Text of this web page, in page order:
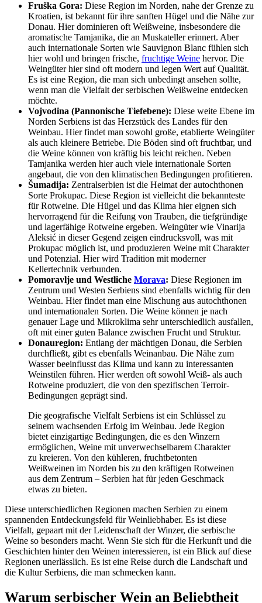
Fruška Gora: Diese Region im Norden, nahe der Grenze zu
Kroatien, ist bekannt für ihre sanften Hügel und die Nähe zur
Donau. Hier dominieren oft Weißweine, insbesondere die
aromatische Tamjanika, die an Muskateller erinnert. Aber
auch internationale Sorten wie Sauvignon Blanc fühlen sich
hier wohl und bringen frische, fruchtige Weine hervor. Die
Weingüter hier sind oft modern und legen Wert auf Qualität.
Es ist eine Region, die man sich unbedingt ansehen sollte,
wenn man die Vielfalt der serbischen Weißweine entdecken
möchte.
Vojvodina (Pannonische Tiefebene): Diese weite Ebene im
Norden Serbiens ist das Herzstück des Landes für den
Weinbau. Hier findet man sowohl große, etablierte Weingüter
als auch kleinere Betriebe. Die Böden sind oft fruchtbar, und
die Weine können von kräftig bis leicht reichen. Neben
Tamjanika werden hier auch viele internationale Sorten
angebaut, die von den klimatischen Bedingungen profitieren.
Šumadija: Zentralserbien ist die Heimat der autochthonen
Sorte Prokupac. Diese Region ist vielleicht die bekannteste
für Rotweine. Die Hügel und das Klima hier eignen sich
hervorragend für die Reifung von Trauben, die tiefgründige
und lagerfähige Rotweine ergeben. Weingüter wie Vinarija
Aleksić in dieser Gegend zeigen eindrucksvoll, was mit
Prokupac möglich ist, und produzieren Weine mit Charakter
und Potenzial. Hier wird Tradition mit moderner
Kellertechnik verbunden.
Pomoravlje und Westliche Morava: Diese Regionen im
Zentrum und Westen Serbiens sind ebenfalls wichtig für den
Weinbau. Hier findet man eine Mischung aus autochthonen
und internationalen Sorten. Die Weine können je nach
genauer Lage und Mikroklima sehr unterschiedlich ausfallen,
oft mit einer guten Balance zwischen Frucht und Struktur.
Donauregion: Entlang der mächtigen Donau, die Serbien
durchfließt, gibt es ebenfalls Weinanbau. Die Nähe zum
Wasser beeinflusst das Klima und kann zu interessanten
Weinstilen führen. Hier werden oft sowohl Weiß- als auch
Rotweine produziert, die von den spezifischen Terroir-
Bedingungen geprägt sind.
Die geografische Vielfalt Serbiens ist ein Schlüssel zu
seinem wachsenden Erfolg im Weinbau. Jede Region
bietet einzigartige Bedingungen, die es den Winzern
ermöglichen, Weine mit unverwechselbarem Charakter
zu kreieren. Von den kühleren, fruchtbetonten
Weißweinen im Norden bis zu den kräftigen Rotweinen
aus dem Zentrum – Serbien hat für jeden Geschmack
etwas zu bieten.
Diese unterschiedlichen Regionen machen Serbien zu einem
spannenden Entdeckungsfeld für Weinliebhaber. Es ist diese
Vielfalt, gepaart mit der Leidenschaft der Winzer, die serbische
Weine so besonders macht. Wenn Sie sich für die Herkunft und die
Geschichten hinter den Weinen interessieren, ist ein Blick auf diese
Regionen unerlässlich. Es ist eine Reise durch die Landschaft und
die Kultur Serbiens, die man schmecken kann.
Warum serbischer Wein an Beliebtheit